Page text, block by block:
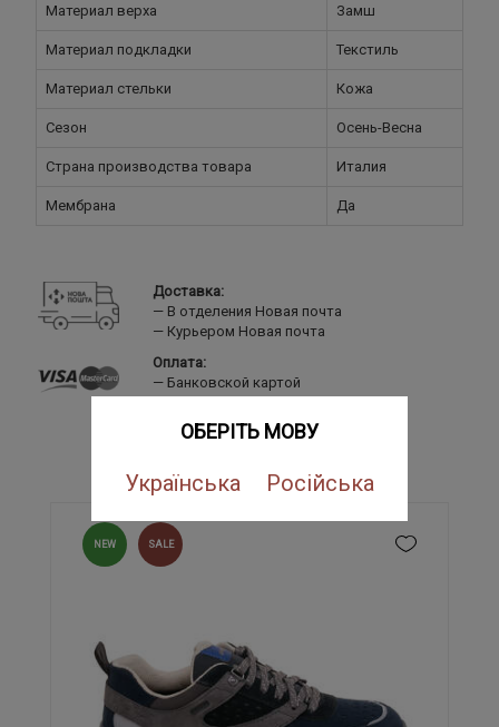
ОБЕРІТЬ МОВУ
Українська Російська
Материал верха Замш
Материал подкладки Текстиль
Материал стельки Кожа
Сезон Осень-Весна
Страна производства товара Италия
Мембрана Да
Доставка:
В отделения Новая почта
Курьером Новая почта
Оплата:
Банковской картой
LiqPay
Наложенный платеж
NEW SALE